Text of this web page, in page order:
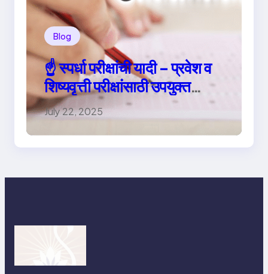
Blog
☝️ स्पर्धा परीक्षांची यादी – प्रवेश व
शिष्यवृत्ती परीक्षांसाठी उपयुक्त
माहिती
July 22, 2025